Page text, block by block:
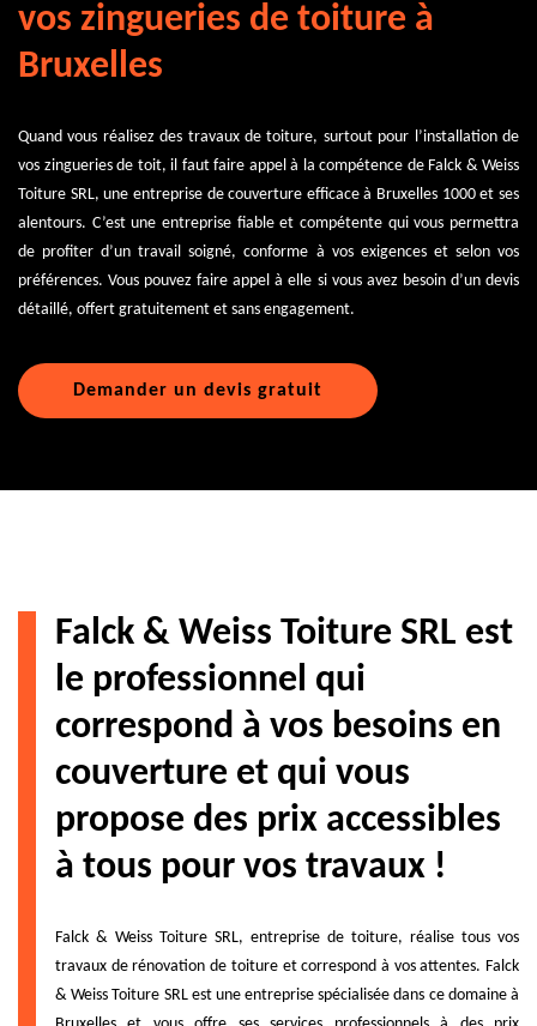
vos zingueries de toiture à
Bruxelles
Quand vous réalisez des travaux de toiture, surtout pour l’installation de
vos zingueries de toit, il faut faire appel à la compétence de Falck & Weiss
Toiture SRL, une entreprise de couverture efficace à Bruxelles 1000 et ses
alentours. C’est une entreprise fiable et compétente qui vous permettra
de profiter d’un travail soigné, conforme à vos exigences et selon vos
préférences. Vous pouvez faire appel à elle si vous avez besoin d’un devis
détaillé, offert gratuitement et sans engagement.
Demander un devis gratuit
Falck & Weiss Toiture SRL est
le professionnel qui
correspond à vos besoins en
couverture et qui vous
propose des prix accessibles
à tous pour vos travaux !
Falck & Weiss Toiture SRL, entreprise de toiture, réalise tous vos
travaux de rénovation de toiture et correspond à vos attentes. Falck
& Weiss Toiture SRL est une entreprise spécialisée dans ce domaine à